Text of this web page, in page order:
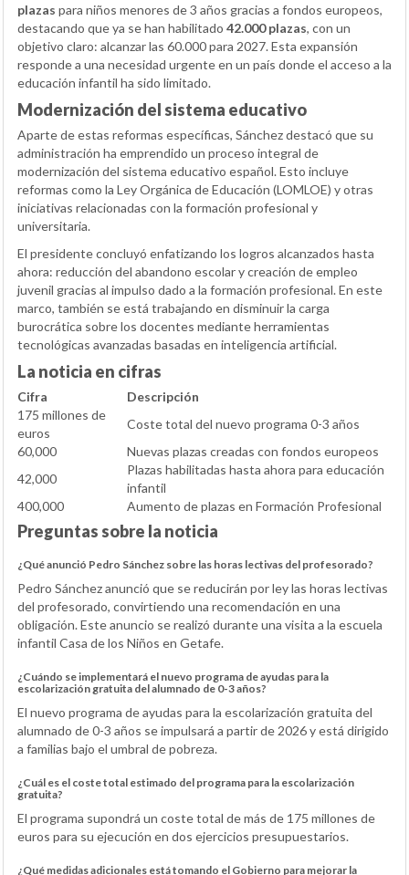
plazas para niños menores de 3 años gracias a fondos europeos,
destacando que ya se han habilitado 42.000 plazas, con un
objetivo claro: alcanzar las 60.000 para 2027. Esta expansión
responde a una necesidad urgente en un país donde el acceso a la
educación infantil ha sido limitado.
Modernización del sistema educativo
Aparte de estas reformas específicas, Sánchez destacó que su
administración ha emprendido un proceso integral de
modernización del sistema educativo español. Esto incluye
reformas como la Ley Orgánica de Educación (LOMLOE) y otras
iniciativas relacionadas con la formación profesional y
universitaria.
El presidente concluyó enfatizando los logros alcanzados hasta
ahora: reducción del abandono escolar y creación de empleo
juvenil gracias al impulso dado a la formación profesional. En este
marco, también se está trabajando en disminuir la carga
burocrática sobre los docentes mediante herramientas
tecnológicas avanzadas basadas en inteligencia artificial.
La noticia en cifras
Cifra
Descripción
175 millones de
euros
Coste total del nuevo programa 0-3 años
60,000
Nuevas plazas creadas con fondos europeos
42,000
Plazas habilitadas hasta ahora para educación
infantil
400,000
Aumento de plazas en Formación Profesional
Preguntas sobre la noticia
¿Qué anunció Pedro Sánchez sobre las horas lectivas del profesorado?
Pedro Sánchez anunció que se reducirán por ley las horas lectivas
del profesorado, convirtiendo una recomendación en una
obligación. Este anuncio se realizó durante una visita a la escuela
infantil Casa de los Niños en Getafe.
¿Cuándo se implementará el nuevo programa de ayudas para la
escolarización gratuita del alumnado de 0-3 años?
El nuevo programa de ayudas para la escolarización gratuita del
alumnado de 0-3 años se impulsará a partir de 2026 y está dirigido
a familias bajo el umbral de pobreza.
¿Cuál es el coste total estimado del programa para la escolarización
gratuita?
El programa supondrá un coste total de más de 175 millones de
euros para su ejecución en dos ejercicios presupuestarios.
¿Qué medidas adicionales está tomando el Gobierno para mejorar la